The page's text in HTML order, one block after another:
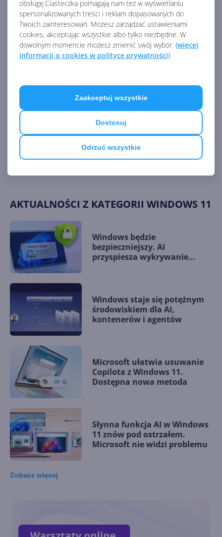
obsługę.Ciasteczka pomagają nam też w wyświetlaniu
spersonalizowanych treści i reklam dopasowanych do
Twoich zainteresowań. Możesz zarządzać ustawieniami
cookies, akceptując wszystkie albo tylko niezbędne. W
dowolnym momencie możesz zmienić swój wybór. (więcej
informacji o cookies w polityce prywatności)
Odrzuć wszystkie
Dostosuj
Zaakceptuj wszystkie
/all
dism /online /enable-feature /featurename:WCF-
HTTP-Activation
dism /online /enable-feature /featurename:WCF-
Listę zmian w dzisiejszych aktualizacjach Windows 10
możecie sprawdzićtutaj.
https://support.microsoft.com/en-us/topic/june-14-
AKTUALNOŚCI Z KATEGORII WINDOWS 11
Windows będzie
bezpieczniejszy. AI
przyspiesza wykrywanie
Windows staje się potężnym
środowiskiem dla AI,
kontenerów i agentów
Microsoft ułatwia usuwanie
Copilota z Windows 11.
Dostępna nowa metoda
Słynna funkcja AI w Windows
11 znów pod ostrzałem.
Microsoft nie widzi problemu
Zobacz więcej